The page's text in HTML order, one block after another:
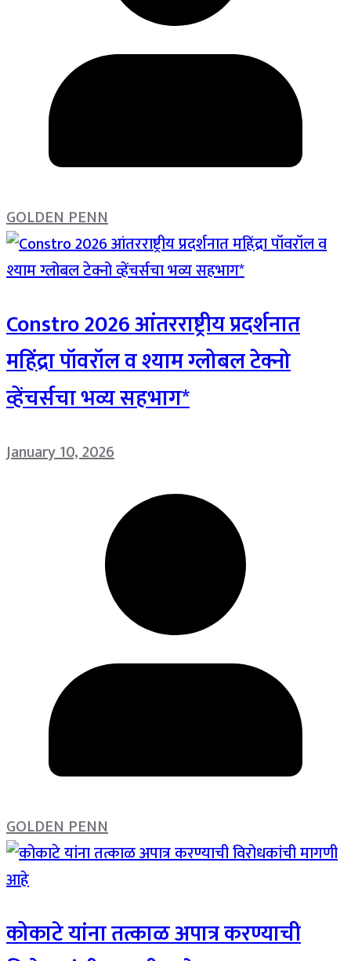
GOLDEN PENN
Constro 2026 आंतरराष्ट्रीय प्रदर्शनात
महिंद्रा पॉवरॉल व श्याम ग्लोबल टेक्नो
व्हेंचर्सचा भव्य सहभाग*
January 10, 2026
GOLDEN PENN
कोकाटे यांना तत्काळ अपात्र करण्याची